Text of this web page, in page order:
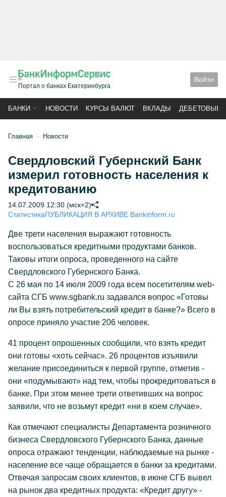
Портал о банках Екатеринбурга
Войти
БАНКИ НОВОСТИ КУРСЫ ВАЛЮТ ВКЛАДЫ ДЕБЕТОВЫЕ
Главная Новости
Свердловский Губернский Банк
измерил готовность населения к
кредитованию
14.07.2009 12:30 (мск+2)
СтатистикаПУБЛИКАЦИЯ В АРХИВЕ Bankinform.ru
Две трети населения выражают готовность
воспользоваться кредитными продуктами банков.
Таковы итоги опроса, проведенного на сайте
Свердловского Губернского Банка.
С 26 мая по 14 июля 2009 года всем посетителям web-
сайта СГБ www.sgbank.ru задавался вопрос «Готовы
ли Вы взять потребительский кредит в банке?» Всего в
опросе приняло участие 206 человек.
41 процент опрошенных сообщили, что взять кредит
они готовы «хоть сейчас». 26 процентов изъявили
желание присоединиться к первой группе, отметив -
они «подумывают» над тем, чтобы прокредитоваться в
банке. При этом менее трети ответивших на вопрос
заявили, что не возьмут кредит «ни в коем случае».
Как отмечают специалисты Департамента розничного
бизнеса Свердловского Губернского Банка, данные
опроса отражают тенденции, наблюдаемые на рынке -
население все чаще обращается в банки за кредитами.
Отвечая запросам своих клиентов, в июне СГБ вывел
на рынок два кредитных продукта: «Кредит другу» -